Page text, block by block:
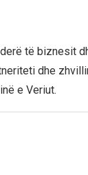
të biznesit
dhe
e Veriut.